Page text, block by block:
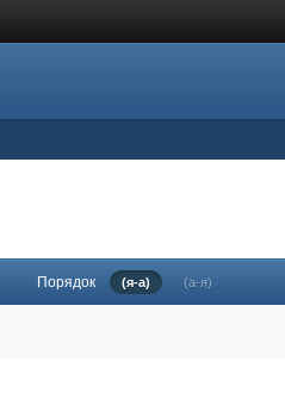
Порядок (я-а) (а-я)